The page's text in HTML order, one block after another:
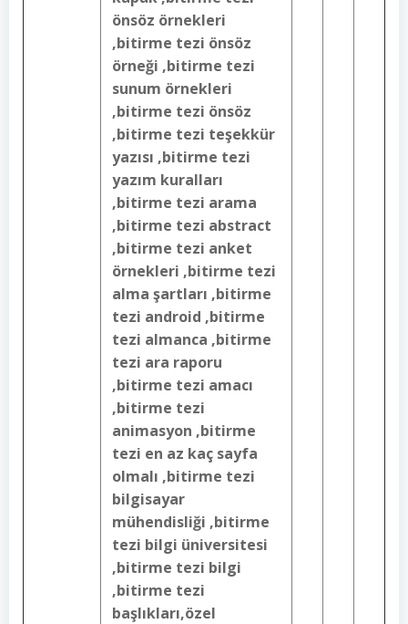
önsöz örnekleri
,bitirme tezi önsöz
örneği ,bitirme tezi
sunum örnekleri
,bitirme tezi önsöz
,bitirme tezi teşekkür
yazısı ,bitirme tezi
yazım kuralları
,bitirme tezi arama
,bitirme tezi abstract
,bitirme tezi anket
örnekleri ,bitirme tezi
alma şartları ,bitirme
tezi android ,bitirme
tezi almanca ,bitirme
tezi ara raporu
,bitirme tezi amacı
,bitirme tezi
animasyon ,bitirme
tezi en az kaç sayfa
olmalı ,bitirme tezi
bilgisayar
mühendisliği ,bitirme
tezi bilgi üniversitesi
,bitirme tezi bilgi
,bitirme tezi
başlıkları,özel